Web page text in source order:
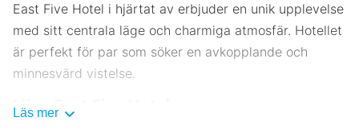
East Five Hotel i hjärtat av erbjuder en unik upplevelse
med sitt centrala läge och charmiga atmosfär. Hotellet
är perfekt för par som söker en avkopplande och
minnesvärd vistelse.
Läge East Five Hotel
Läs mer